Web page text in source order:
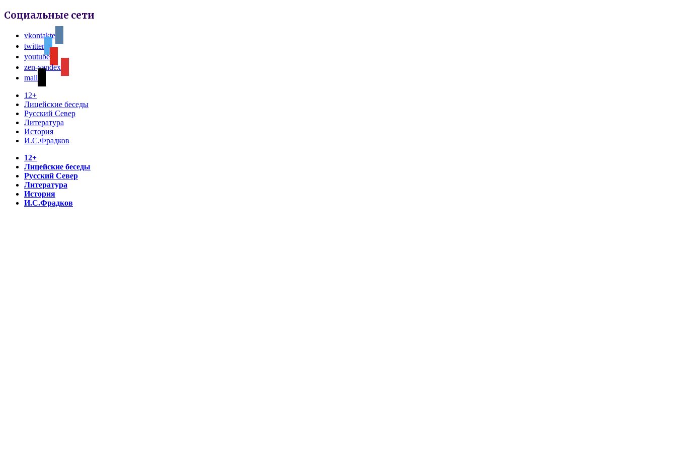
Социальные сети
vkontakte
twitter
youtube
zen-yandex
mail
12+
Лицейские беседы
Русский Север
Литература
История
И.С.Фрадков
12+
Лицейские беседы
Русский Север
Литература
История
И.С.Фрадков